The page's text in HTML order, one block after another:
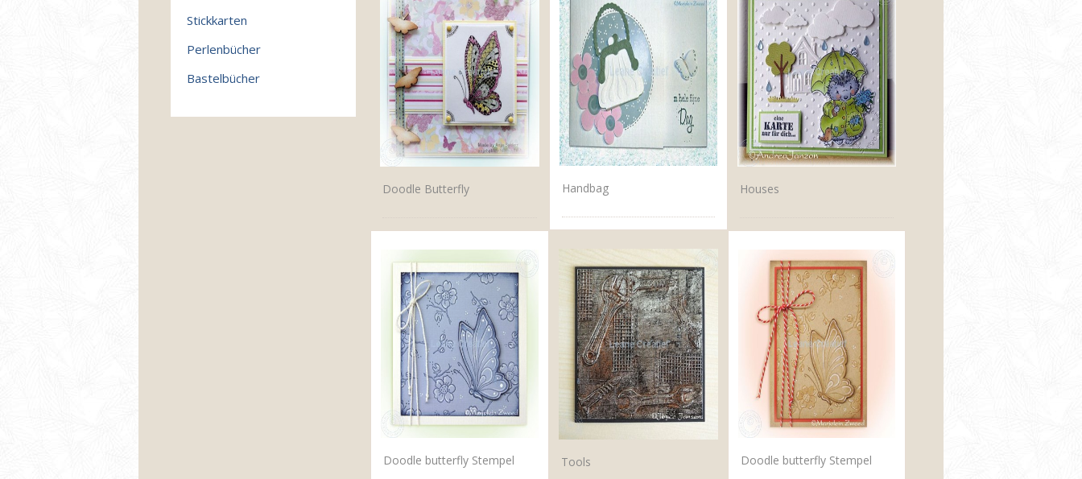
Doodle Butterfly Handbag Houses
Doodle butterfly Stempel Tools Doodle butterfly Stempel
Stickkarten
Perlenbücher
Bastelbücher